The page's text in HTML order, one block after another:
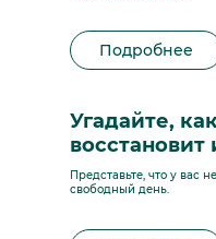
Подробнее
Угадайте,
восстановит
Представьте, что у вас
свободный день.